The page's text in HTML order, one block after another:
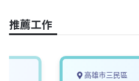
推薦工作
高雄市三民區